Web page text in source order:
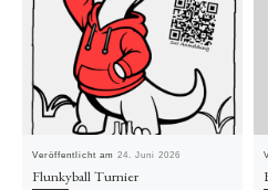
Veröffentlicht am24. Juni 2026
Flunkyball Turnier